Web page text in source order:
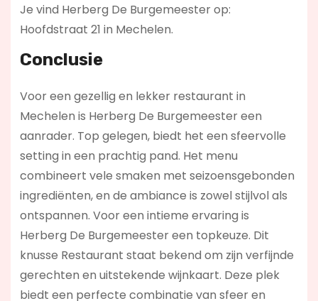
Je vind Herberg De Burgemeester op:
Hoofdstraat 21 in Mechelen.
Conclusie
Voor een gezellig en lekker restaurant in
Mechelen is Herberg De Burgemeester een
aanrader. Top gelegen, biedt het een sfeervolle
setting in een prachtig pand. Het menu
combineert vele smaken met seizoensgebonden
ingrediënten, en de ambiance is zowel stijlvol als
ontspannen. Voor een intieme ervaring is
Herberg De Burgemeester een topkeuze. Dit
knusse Restaurant staat bekend om zijn verfijnde
gerechten en uitstekende wijnkaart. Deze plek
biedt een perfecte combinatie van sfeer en